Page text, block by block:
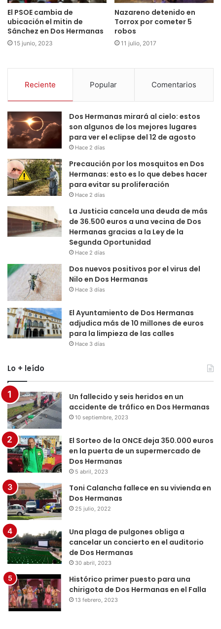
El PSOE cambia de
ubicación el mitin de
Sánchez en Dos Hermanas
15 junio, 2023
Nazareno detenido en
Torrox por cometer 5
robos
11 julio, 2017
Reciente Popular Comentarios
Dos Hermanas mirará al cielo: estos
son algunos de los mejores lugares
para ver el eclipse del 12 de agosto
Hace 2 días
Precaución por los mosquitos en Dos
Hermanas: esto es lo que debes hacer
para evitar su proliferación
Hace 2 días
La Justicia cancela una deuda de más
de 36.500 euros a una vecina de Dos
Hermanas gracias a la Ley de la
Segunda Oportunidad
Hace 2 días
Dos nuevos positivos por el virus del
Nilo en Dos Hermanas
Hace 3 días
El Ayuntamiento de Dos Hermanas
adjudica más de 10 millones de euros
para la limpieza de las calles
Hace 3 días
Lo + leído
Un fallecido y seis heridos en un
accidente de tráfico en Dos Hermanas
10 septiembre, 2023
El Sorteo de la ONCE deja 350.000 euros
en la puerta de un supermercado de
Dos Hermanas
5 abril, 2023
Toni Calancha fallece en su vivienda en
Dos Hermanas
25 julio, 2022
Una plaga de pulgones obliga a
cancelar un concierto en el auditorio
de Dos Hermanas
30 abril, 2023
Histórico primer puesto para una
chirigota de Dos Hermanas en el Falla
13 febrero, 2023